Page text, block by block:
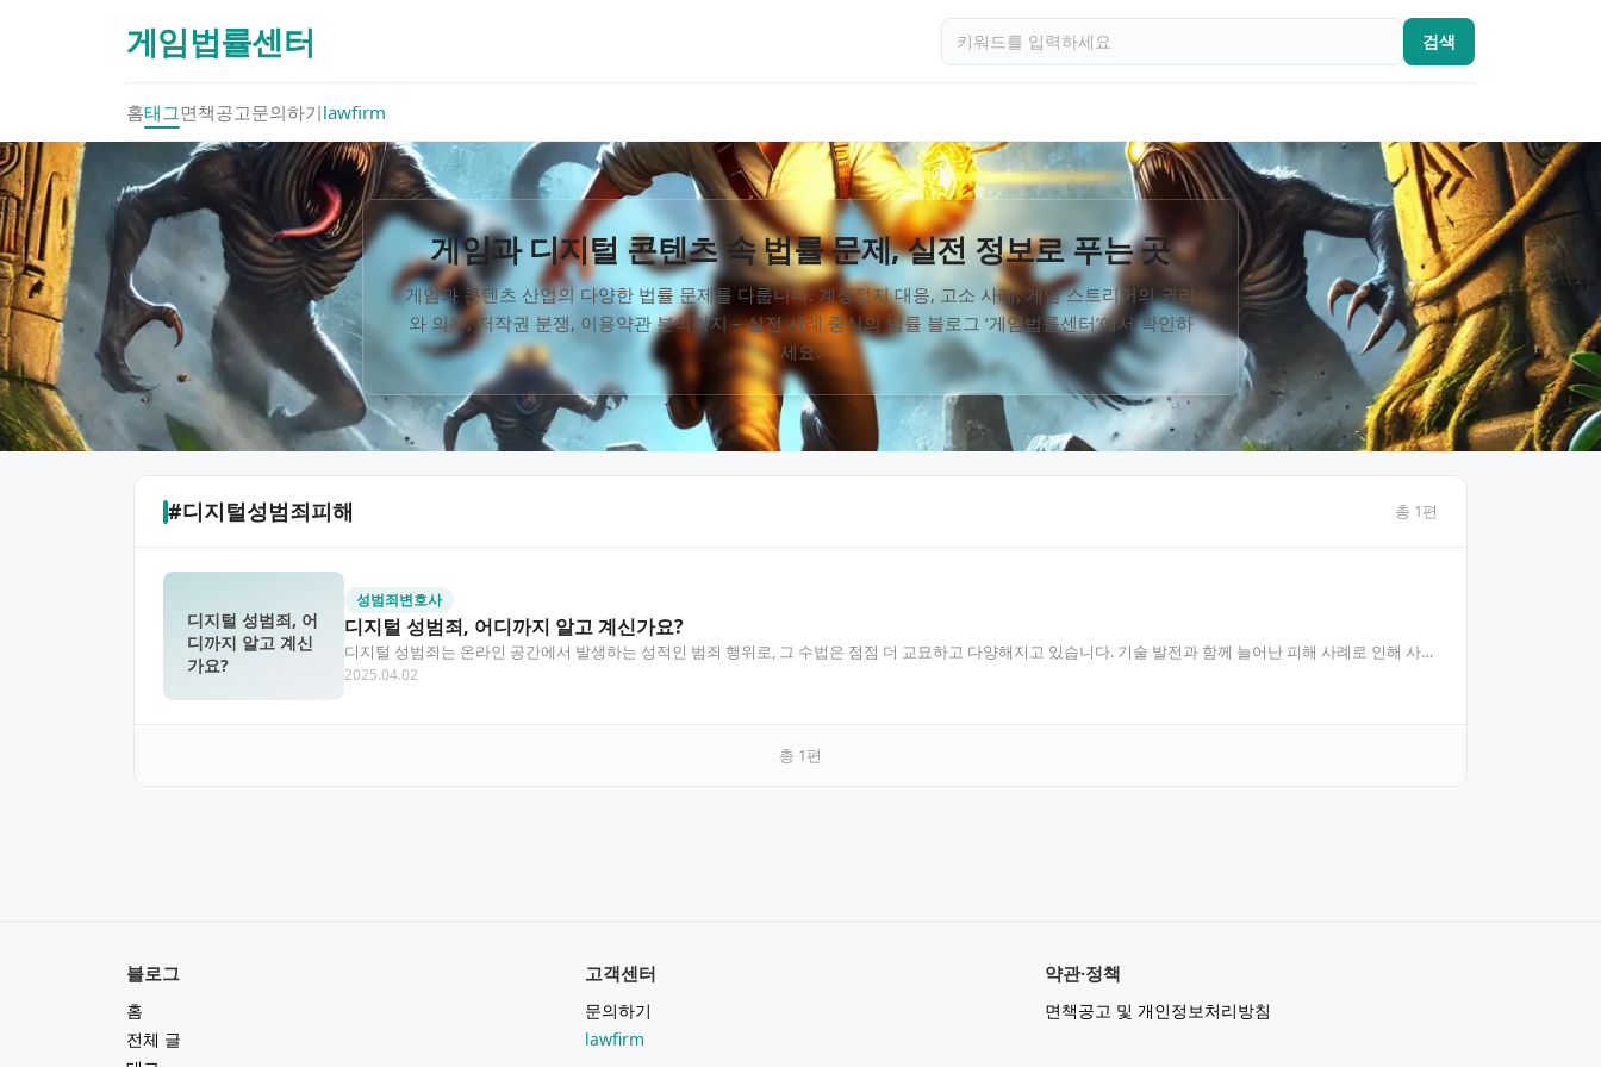
게임법률센터 검색
홈태그면책공고문의하기lawfirm
게임과 디지털 콘텐츠 속 법률 문제, 실전 정보로 푸는 곳
게임과 콘텐츠 산업의 다양한 법률 문제를 다룹니다. 계정정지 대응, 고소 사례, 게임 스트리머의 권리
와 의무, 저작권 분쟁, 이용약관 분석까지 – 실전 사례 중심의 법률 블로그 ‘게임법률센터’에서 확인하
#디지털성범죄피해 총 1편
디지털 성범죄, 어
디까지 알고 계신
가요?
성범죄변호사
디지털 성범죄, 어디까지 알고 계신가요?
디지털 성범죄는 온라인 공간에서 발생하는 성적인 범죄 행위로, 그 수법은 점점 더 교묘하고 다양해지고 있습니다. 기술 발전과 함께 늘어난 피해 사례로 인해 사회
적 경각심이 요구되고…
2025.04.02
총 1편
블로그
홈
전체 글
고객센터
문의하기
lawfirm
약관·정책
면책공고 및 개인정보처리방침